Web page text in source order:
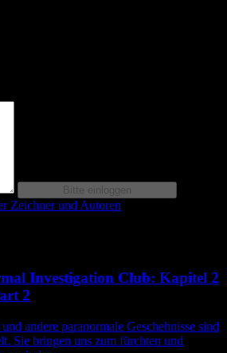
Zeichner und Autoren
Investigation Club: Kapitel 2
2
andere paranormale Geschehnisse sind
Sie bringen uns zum fürchten und